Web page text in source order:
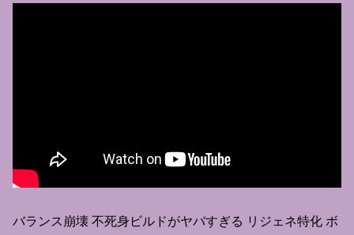
バランス崩壊 不死身ビルドがヤバすぎる リジェネ特化 ボ